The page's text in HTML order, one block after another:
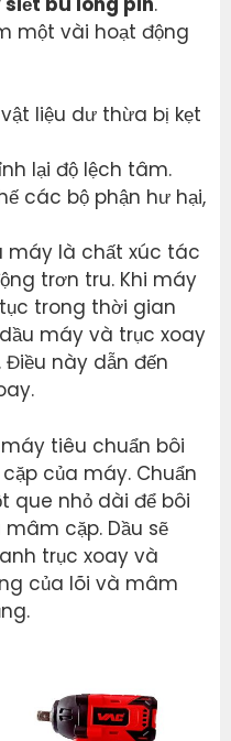
một vài hoạt động
liệu dư thừa bị kẹt
lại độ lệch tâm.
các bộ phận hư hại,
máy là chất xúc tác
trơn tru. Khi máy
trong thời gian
máy và trục xoay
Điều này dẫn đến
tiêu chuẩn bôi
của máy. Chuẩn
que nhỏ dài để bôi
cặp. Dầu sẽ
trục xoay và
của lõi và mâm